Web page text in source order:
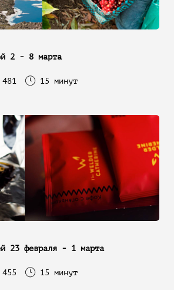
2 - 8 марта
481 15 минут
23 февраля - 1 марта
455 15 минут